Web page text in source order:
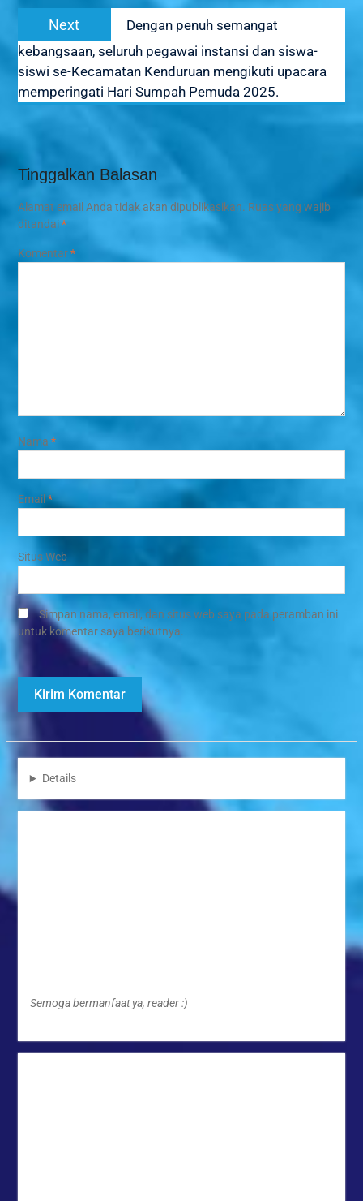
Next
post:
Dengan penuh semangat
kebangsaan, seluruh pegawai instansi dan siswa-
siswi se-Kecamatan Kenduruan mengikuti upacara
memperingati Hari Sumpah Pemuda 2025.
Tinggalkan Balasan
Alamat email Anda tidak akan dipublikasikan. Ruas yang wajib
ditandai*
Komentar*
Nama *
Email*
Situs Web
Simpan nama, email, dan situs web saya pada peramban ini
untuk komentar saya berikutnya.
Details
Semoga bermanfaat ya, reader :)